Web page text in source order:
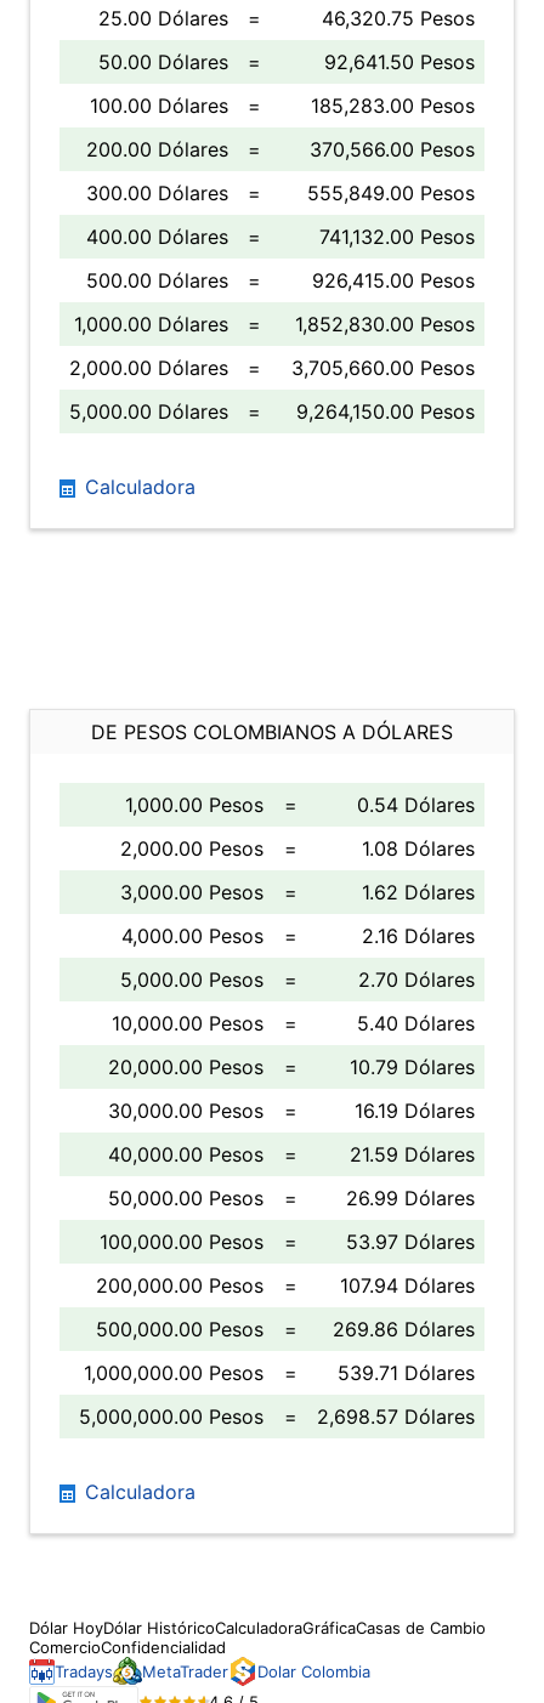
25.00 Dólares
=
46,320.75 Pesos
50.00 Dólares
=
92,641.50 Pesos
100.00 Dólares
=
185,283.00 Pesos
200.00 Dólares
=
370,566.00 Pesos
300.00 Dólares
=
555,849.00 Pesos
400.00 Dólares
=
741,132.00 Pesos
500.00 Dólares
=
926,415.00 Pesos
1,000.00 Dólares
=
1,852,830.00 Pesos
2,000.00 Dólares
=
3,705,660.00 Pesos
5,000.00 Dólares
= 9,264,150.00 Pesos
Calculadora
DE PESOS COLOMBIANOS A DÓLARES
1,000.00 Pesos =
0.54 Dólares
2,000.00 Pesos
=
1.08 Dólares
3,000.00 Pesos
=
1.62 Dólares
4,000.00 Pesos
=
2.16 Dólares
5,000.00 Pesos
=
2.70 Dólares
10,000.00 Pesos
=
5.40 Dólares
20,000.00 Pesos
=
10.79 Dólares
30,000.00 Pesos
=
16.19 Dólares
40,000.00 Pesos
=
21.59 Dólares
50,000.00 Pesos
=
26.99 Dólares
100,000.00 Pesos
=
53.97 Dólares
200,000.00 Pesos
=
107.94 Dólares
500,000.00 Pesos
=
269.86 Dólares
1,000,000.00 Pesos
=
539.71 Dólares
5,000,000.00 Pesos
= 2,698.57 Dólares
Calculadora
Dólar HoyDólar HistóricoCalculadoraGráficaCasas de Cambio
ComercioConfidencialidad
Tradays
MetaTrader
Dolar Colombia